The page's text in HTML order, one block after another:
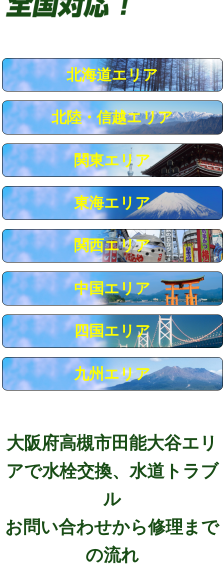
用/3ｍまで)
給水管工事※（ライニング鋼管・銅
管・ポリ管・HT管使用/3ｍまで)
44,000円
給水管工事※（ライニング鋼管・銅
+8,800円
マス交換（土の掘削・埋め戻し作業） 11,000円~
マス交換（深さ50㎝以上） 66,000円
コンクリート斫り（厚さ10㎝まで） 27,500円
コンクリート斫り（厚さ10㎝超え） 38,500円
モルタル補修（厚さ10㎝まで） 27,500円
モルタル補修（厚さ10㎝超え） 38,500円
追加人工 16,500円
現場見積
※給水管工事は20mmまでの価格です。
北海道エリア
北陸・信越エリア
関東エリア
東海エリア
関西エリア
中国エリア
四国エリア
九州エリア
大阪府高槻市田能大谷エリ
アで水栓交換、水道トラブ
ル
お問い合わせから修理まで
の流れ